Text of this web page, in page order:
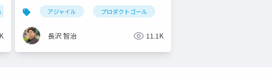
rsgt2025
が必要か？アジャイル プロダクトゴール
長沢 智治 11.1K